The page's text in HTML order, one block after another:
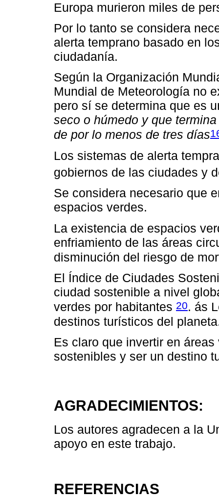
Europa murieron miles de
Por lo tanto se considera
alerta temprano basado en
ciudadanía.
Según la Organización
Mundial de Meteorología no
pero sí se determina que es
seco o húmedo y que
de por lo menos de tres días
Los sistemas de alerta
gobiernos de las ciudades y
Se considera necesario que
espacios verdes.
La existencia de espacios
enfriamiento de las áreas
disminución del riesgo de
El Índice de Ciudades
ciudad sostenible a nivel
verdes por habitantes 20. ás
destinos turísticos del
Es claro que invertir en
sostenibles y ser un destino
AGRADECIMIENTOS:
Los autores agradecen a la
apoyo en este trabajo.
REFERENCIAS